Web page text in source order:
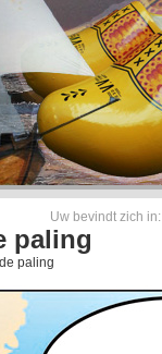
Uw bevindt zich in:
paling
paling